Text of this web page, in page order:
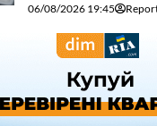
06/08/2026 19:45